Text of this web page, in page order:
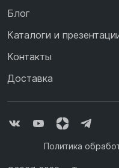
Блог
Каталоги и
Контакты
Доставка
Политика